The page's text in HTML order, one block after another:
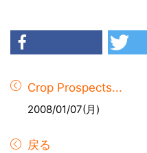
Crop Prospects...
2008/01/07(月)
戻る